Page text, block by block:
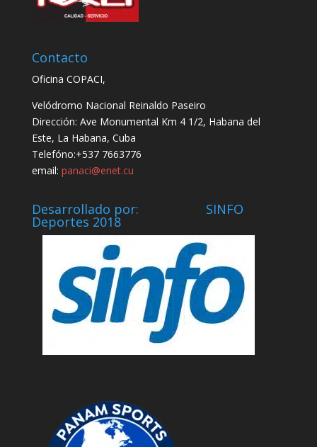
Contacto
Oficina COPACI,
Velódromo Nacional Reinaldo Paseiro
Dirección: Ave Monumental Km 4 1/2, Habana del
Este, La Habana, Cuba
Telefóno:+537 7663776
email: panaci@enet.cu
Desarrollado por: SINFO
Deportes 2018